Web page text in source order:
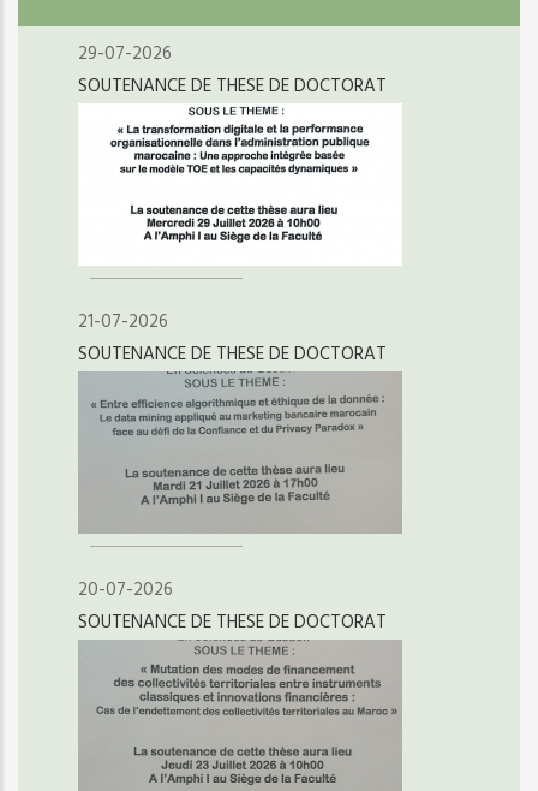
29-07-2026
SOUTENANCE DE THESE DE DOCTORAT
21-07-2026
SOUTENANCE DE THESE DE DOCTORAT
20-07-2026
SOUTENANCE DE THESE DE DOCTORAT